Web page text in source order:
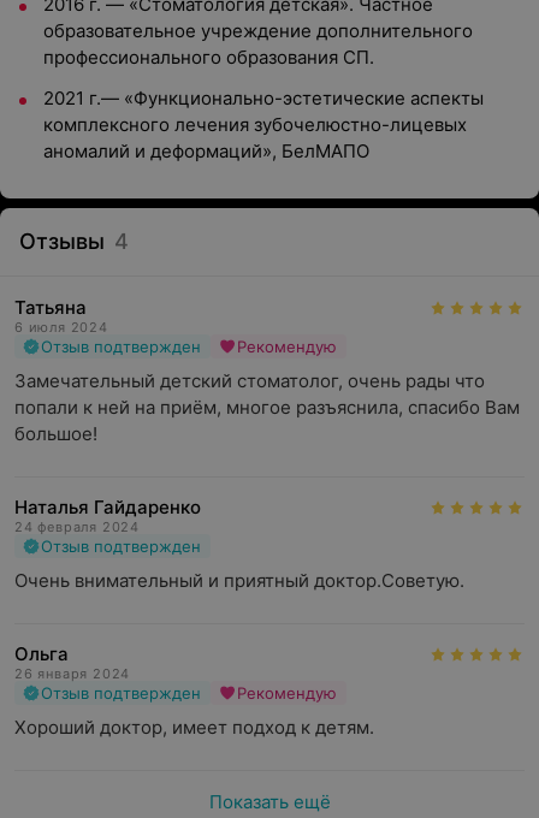
образовательное учреждение дополнительного
профессионального образования СП.
2021 г.— «Функционально-эстетические аспекты
комплексного лечения зубочелюстно-лицевых
аномалий и деформаций», БелМАПО
Отзывы 4
Татьяна
6 июля 2024
Отзыв подтвержден Рекомендую
Замечательный детский стоматолог, очень рады что
попали к ней на приём, многое разъяснила, спасибо Вам
большое!
Наталья Гайдаренко
24 февраля 2024
Отзыв подтвержден
Очень внимательный и приятный доктор.Советую.
Ольга
26 января 2024
Отзыв подтвержден Рекомендую
Хороший доктор, имеет подход к детям.
Показать ещё